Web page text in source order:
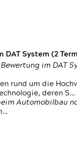
System (2
im DAT
rund um die
deren S…
Automobilbau